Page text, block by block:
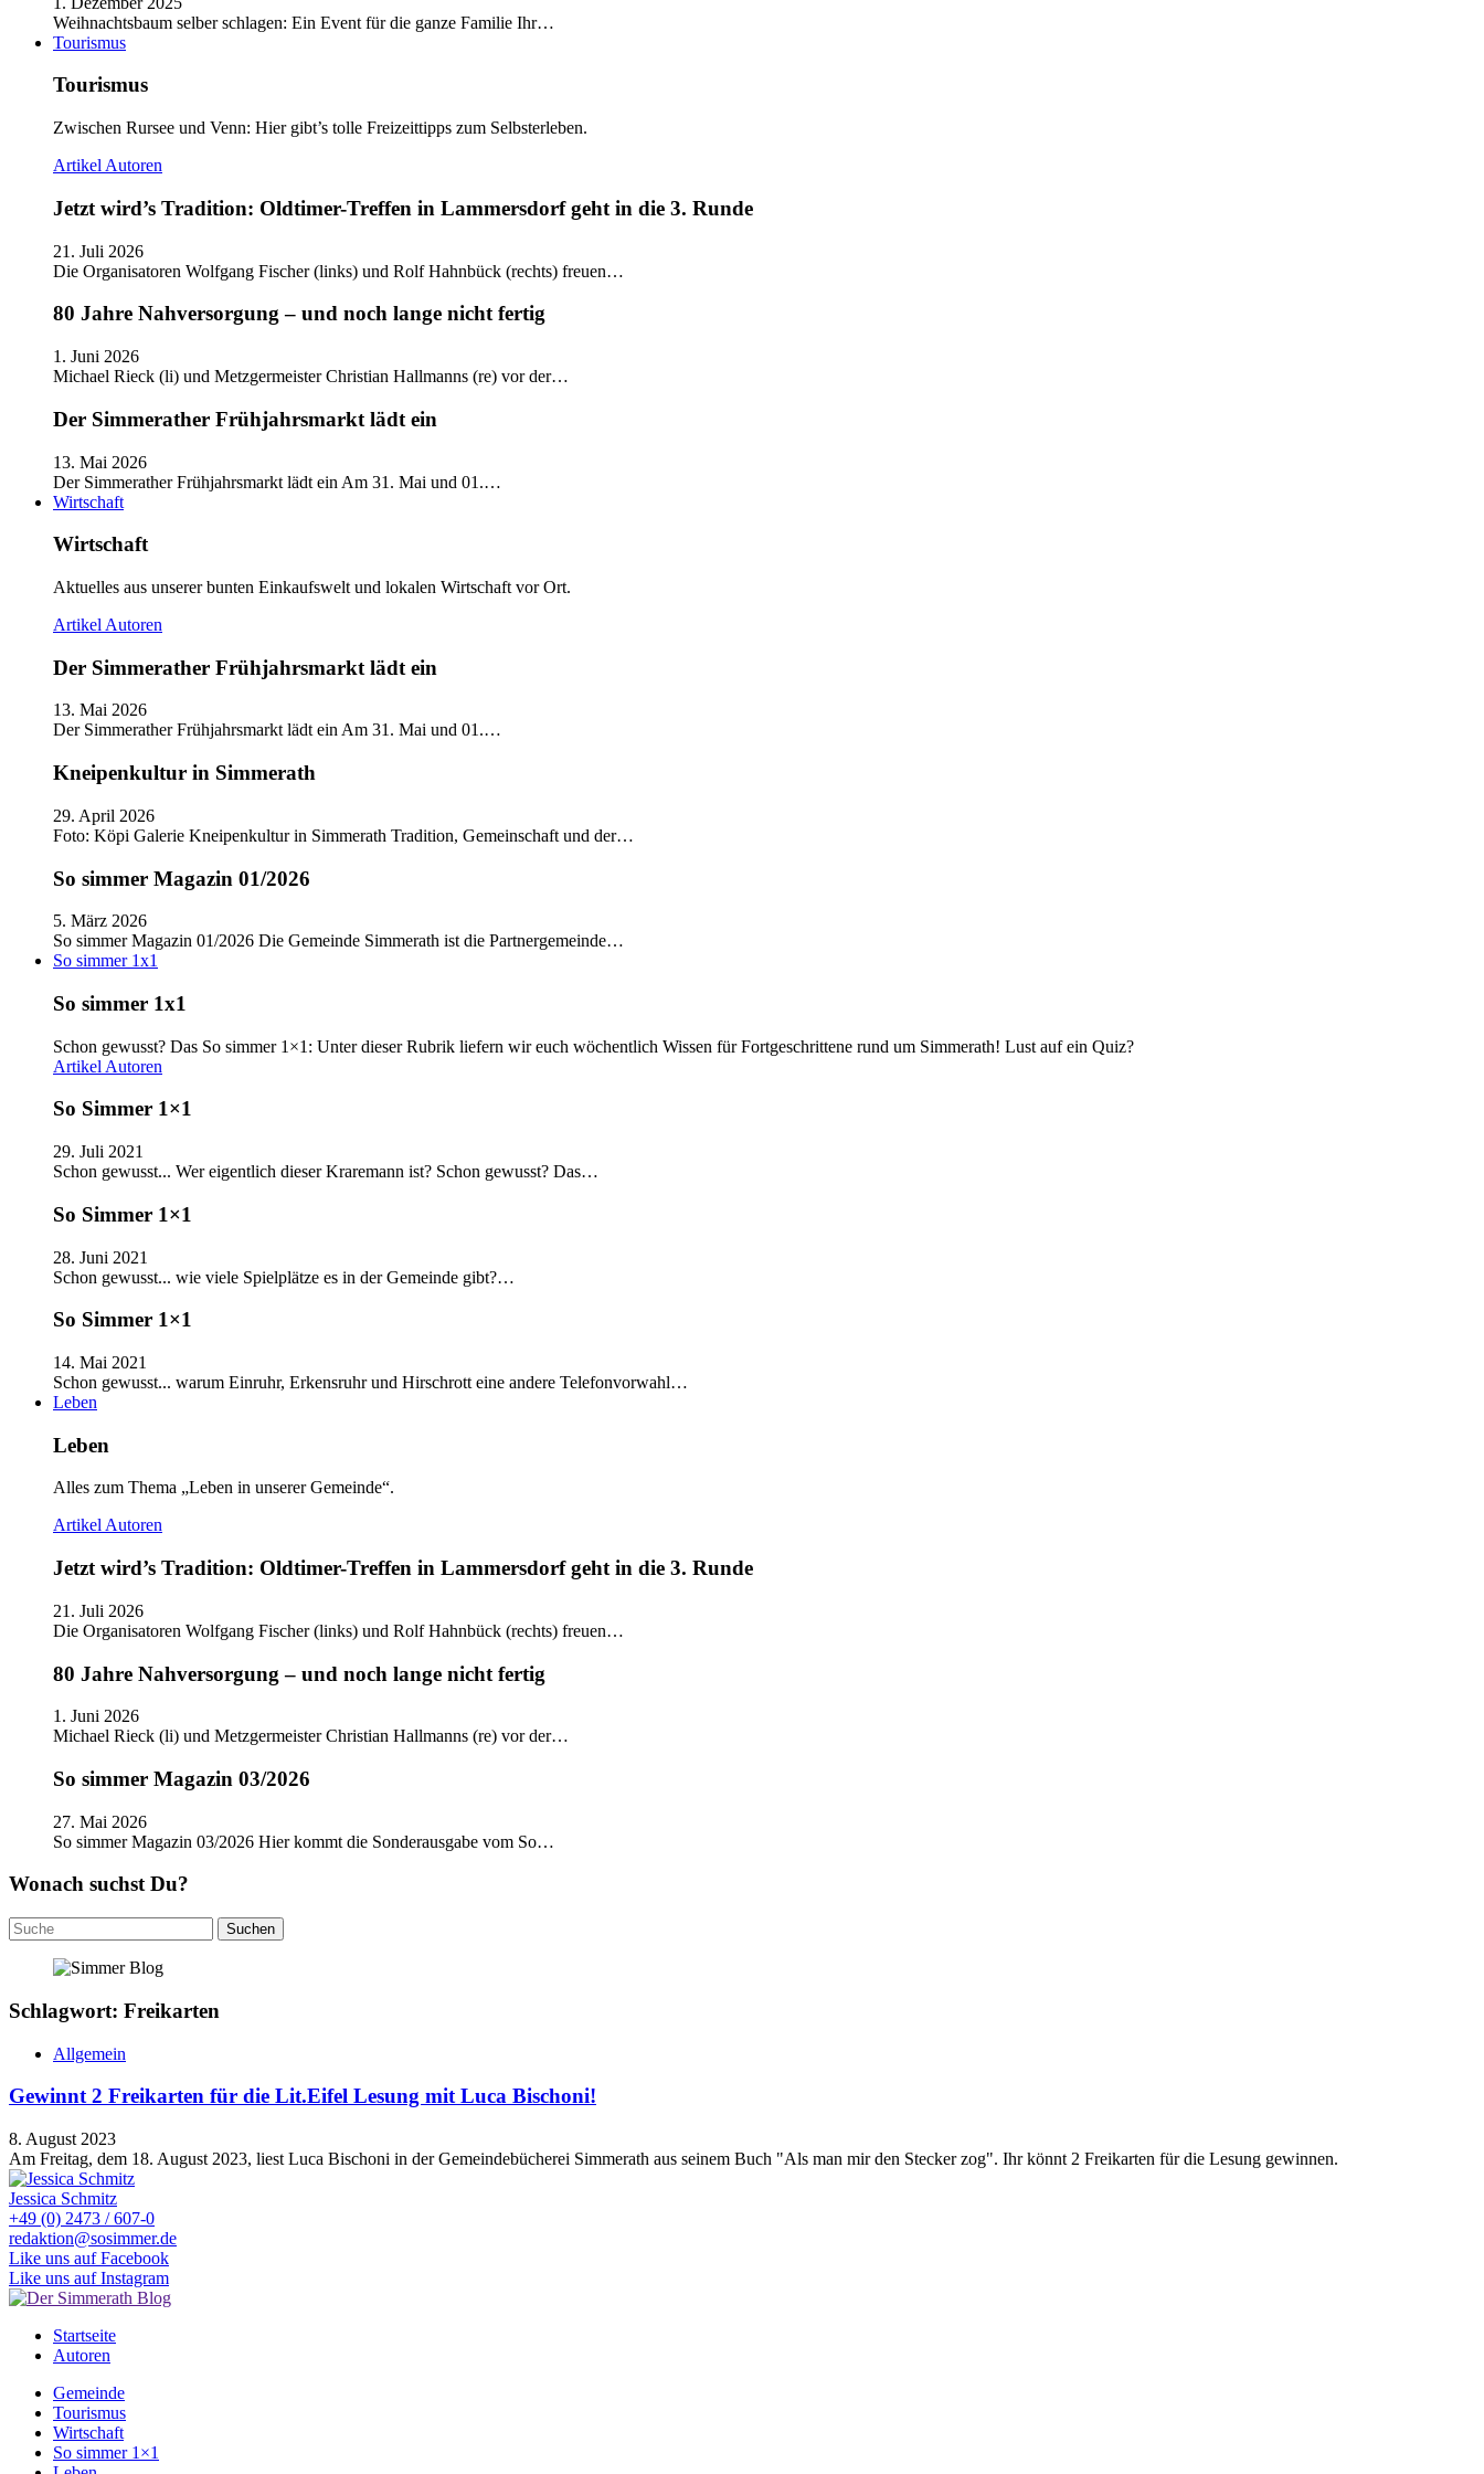
Weihnachtsbaum selber schlagen: Ein Event für die ganze Familie Ihr…
Tourismus
Tourismus
Zwischen Rursee und Venn: Hier gibt’s tolle Freizeittipps zum Selbsterleben.
Artikel Autoren
Jetzt wird’s Tradition: Oldtimer-Treffen in Lammersdorf geht in die 3. Runde
21. Juli 2026
Die Organisatoren Wolfgang Fischer (links) und Rolf Hahnbück (rechts) freuen…
80 Jahre Nahversorgung – und noch lange nicht fertig
1. Juni 2026
Michael Rieck (li) und Metzgermeister Christian Hallmanns (re) vor der…
Der Simmerather Frühjahrsmarkt lädt ein
13. Mai 2026
Der Simmerather Frühjahrsmarkt lädt ein Am 31. Mai und 01.…
Wirtschaft
Wirtschaft
Aktuelles aus unserer bunten Einkaufswelt und lokalen Wirtschaft vor Ort.
Artikel Autoren
Der Simmerather Frühjahrsmarkt lädt ein
13. Mai 2026
Der Simmerather Frühjahrsmarkt lädt ein Am 31. Mai und 01.…
Kneipenkultur in Simmerath
29. April 2026
Foto: Köpi Galerie Kneipenkultur in Simmerath Tradition, Gemeinschaft und der…
So simmer Magazin 01/2026
5. März 2026
So simmer Magazin 01/2026 Die Gemeinde Simmerath ist die Partnergemeinde…
So simmer 1x1
So simmer 1x1
Schon gewusst? Das So simmer 1×1: Unter dieser Rubrik liefern wir euch wöchentlich Wissen für Fortgeschrittene rund um Simmerath! Lust auf ein Quiz?
Artikel Autoren
So Simmer 1×1
29. Juli 2021
Schon gewusst... Wer eigentlich dieser Kraremann ist? Schon gewusst? Das…
So Simmer 1×1
28. Juni 2021
Schon gewusst... wie viele Spielplätze es in der Gemeinde gibt?…
So Simmer 1×1
14. Mai 2021
Schon gewusst... warum Einruhr, Erkensruhr und Hirschrott eine andere Telefonvorwahl…
Leben
Leben
Alles zum Thema „Leben in unserer Gemeinde“.
ArtikelAutoren
Jetzt wird’s Tradition: Oldtimer-Treffen in Lammersdorf geht in die 3. Runde
21. Juli 2026
Die Organisatoren Wolfgang Fischer (links) und Rolf Hahnbück (rechts) freuen…
80 Jahre Nahversorgung – und noch lange nicht fertig
1. Juni 2026
Michael Rieck (li) und Metzgermeister Christian Hallmanns (re) vor der…
So simmer Magazin 03/2026
27. Mai 2026
So simmer Magazin 03/2026 Hier kommt die Sonderausgabe vom So…
Wonach suchst Du?
Suchen
nach:
Schlagwort: Freikarten
Allgemein
Gewinnt 2 Freikarten für die Lit.Eifel Lesung mit Luca Bischoni!
8. August 2023
Am Freitag, dem 18. August 2023, liest Luca Bischoni in der Gemeindebücherei Simmerath aus seinem Buch "Als man mir den Stecker zog". Ihr könnt 2 Freikarten für die Lesung gewinnen.
Jessica Schmitz
+49 (0) 2473 / 607-0
redaktion@sosimmer.de
Like uns auf Facebook
Like uns auf Instagram
Startseite
Autoren
Gemeinde
Tourismus
Wirtschaft
So simmer 1×1